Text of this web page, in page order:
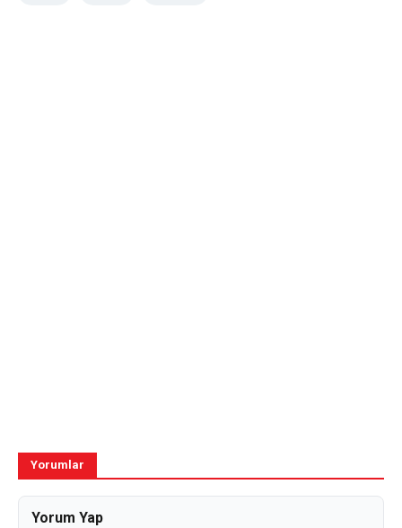
Yorumlar
Yorum Yap